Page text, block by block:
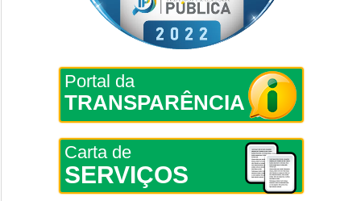
Portal da
TRANSPARÊNCIA
Carta de
SERVIÇOS